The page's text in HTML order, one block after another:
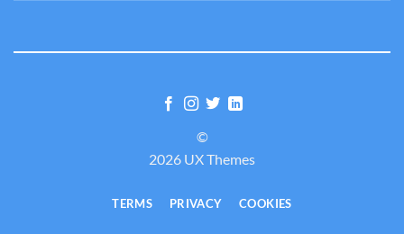
©
2026 UX Themes
TERMS PRIVACY COOKIES